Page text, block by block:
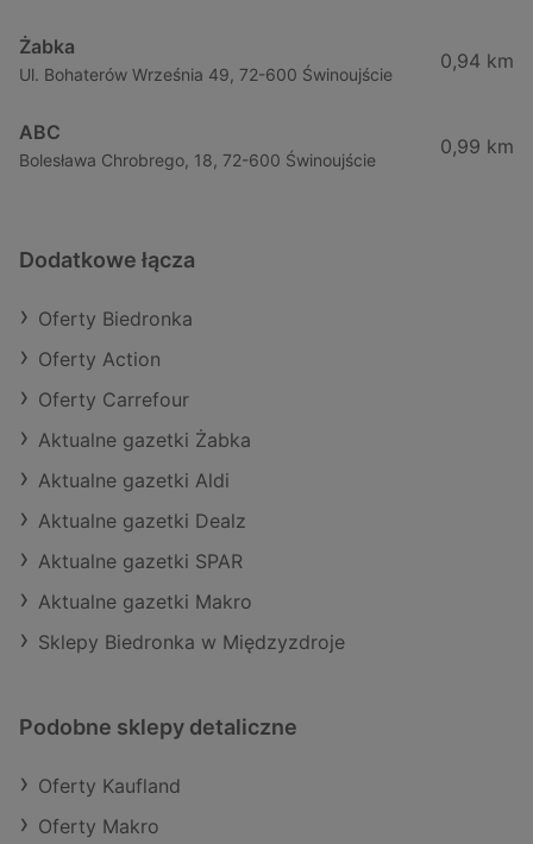
Żabka
Ul. Bohaterów Września 49, 72-600 Świnoujście
0,94 km
ABC
Bolesława Chrobrego, 18, 72-600 Świnoujście
0,99 km
Dodatkowe łącza
Oferty Biedronka
Oferty Action
Oferty Carrefour
Aktualne gazetki Żabka
Aktualne gazetki Aldi
Aktualne gazetki Dealz
Aktualne gazetki SPAR
Aktualne gazetki Makro
Sklepy Biedronka w Międzyzdroje
Podobne sklepy detaliczne
Oferty Kaufland
Oferty Makro